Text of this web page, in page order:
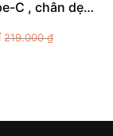
C , chân dẹt
219.000₫